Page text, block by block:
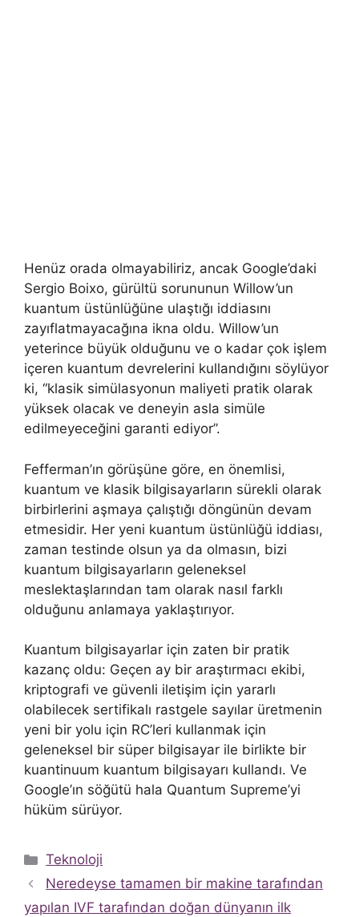
Henüz orada olmayabiliriz, ancak Google’daki
Sergio Boixo, gürültü sorununun Willow’un
kuantum üstünlüğüne ulaştığı iddiasını
zayıflatmayacağına ikna oldu. Willow’un
yeterince büyük olduğunu ve o kadar çok işlem
içeren kuantum devrelerini kullandığını söylüyor
ki, “klasik simülasyonun maliyeti pratik olarak
yüksek olacak ve deneyin asla simüle
edilmeyeceğini garanti ediyor”.
Fefferman’ın görüşüne göre, en önemlisi,
kuantum ve klasik bilgisayarların sürekli olarak
birbirlerini aşmaya çalıştığı döngünün devam
etmesidir. Her yeni kuantum üstünlüğü iddiası,
zaman testinde olsun ya da olmasın, bizi
kuantum bilgisayarların geleneksel
meslektaşlarından tam olarak nasıl farklı
olduğunu anlamaya yaklaştırıyor.
Kuantum bilgisayarlar için zaten bir pratik
kazanç oldu: Geçen ay bir araştırmacı ekibi,
kriptografi ve güvenli iletişim için yararlı
olabilecek sertifikalı rastgele sayılar üretmenin
yeni bir yolu için RC’leri kullanmak için
geleneksel bir süper bilgisayar ile birlikte bir
kuantinuum kuantum bilgisayarı kullandı. Ve
Google’ın söğütü hala Quantum Supreme’yi
hüküm sürüyor.
Kategoriler
Teknoloji
Neredeyse tamamen bir makine tarafından
yapılan IVF tarafından doğan dünyanın ilk